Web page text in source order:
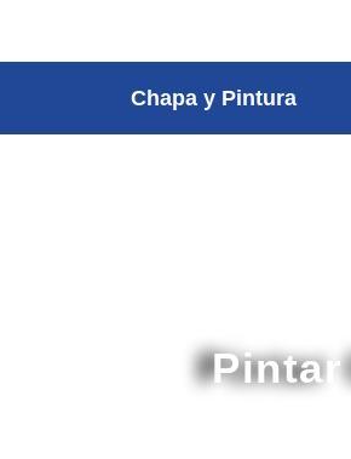
Chapa y Pintura
Pintar